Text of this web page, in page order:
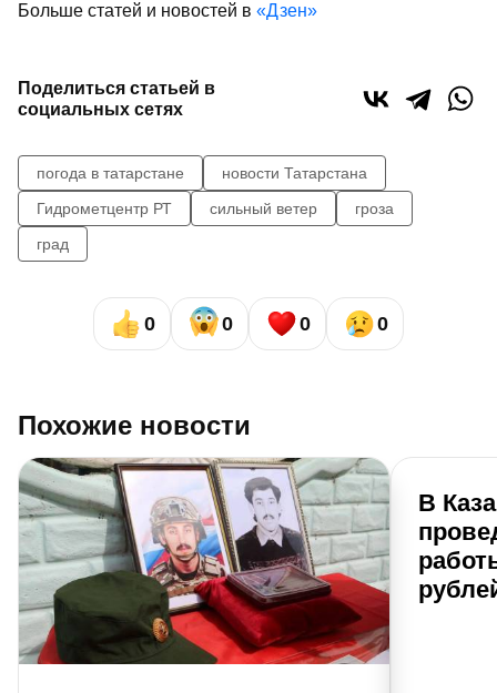
Больше статей и новостей в «Дзен»
Поделиться статьей в
социальных сетях
погода в татарстане
новости Татарстана
Гидрометцентр РТ
сильный ветер
гроза
град
0 0 0 0
Похожие новости
В